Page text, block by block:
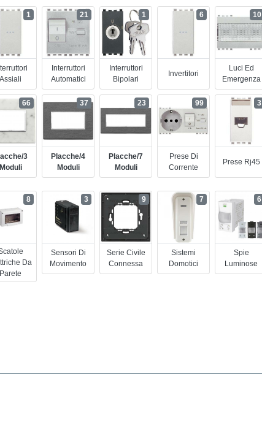
Assiali
1
Interruttori
Automatici
21
Interruttori
Bipolari
1
Invertitori
6
Luci Ed
Emergenza
10
3
Moduli
66
Placche/4
Moduli
37
Placche/7
Moduli
23
Prese Di
Corrente
99
Prese Rj45
3
Da
Parete
8
Sensori Di
Movimento
3
Serie Civile
Connessa
9
Sistemi
Domotici
7
Spie
Luminose
6